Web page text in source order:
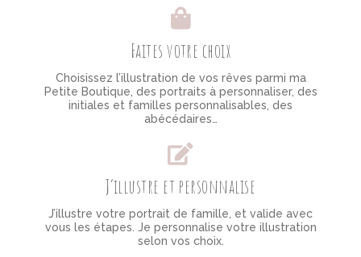
Faites votre choix
Choisissez l’illustration de vos rêves parmi ma
Petite Boutique, des portraits à personnaliser, des
initiales et familles personnalisables, des
abécédaires…
J’illustre et personnalise
J’illustre votre portrait de famille, et valide avec
vous les étapes. Je personnalise votre illustration
selon vos choix.